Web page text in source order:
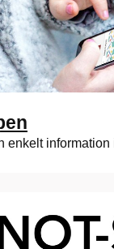
enkelt information